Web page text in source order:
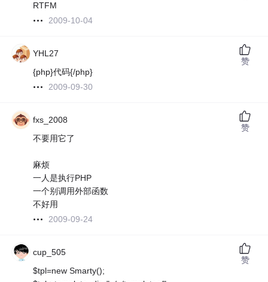
RTFM
2009-10-04
YHL27
{php}代码{/php}
2009-09-30
赞
fxs_2008
不要用它了
麻烦
一人是执行PHP
一个别调用外部函数
不好用
2009-09-24
赞
cup_505
$tpl=new Smarty();
赞